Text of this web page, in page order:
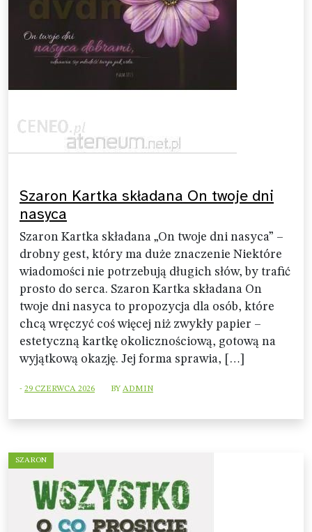
Szaron Kartka składana On twoje dni
nasyca
Szaron Kartka składana „On twoje dni nasyca” –
drobny gest, który ma duże znaczenie Niektóre
wiadomości nie potrzebują długich słów, by trafić
prosto do serca. Szaron Kartka składana On
twoje dni nasyca to propozycja dla osób, które
chcą wręczyć coś więcej niż zwykły papier –
estetyczną kartkę okolicznościową, gotową na
wyjątkową okazję. Jej forma sprawia, […]
- 29 CZERWCA 2026 BYADMIN
SZARON